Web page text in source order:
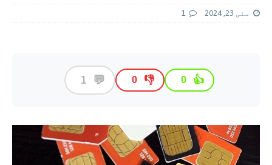
مئی 23, 2024 1
👍
0
👎
0
💬
1